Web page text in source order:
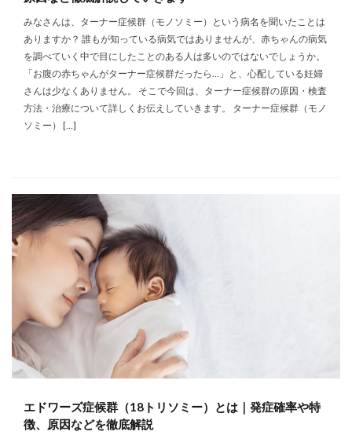
みなさんは、ターナー症候群（モノソミー）という病名を聞いたことは
ありますか？ 誰もが知っている病気ではありませんが、赤ちゃんの病気
を調べていく中で目にしたことのある人は多いのではないでしょうか。
「お腹の赤ちゃんがターナー症候群だったら…」と、心配している妊婦
さんは少なくありません。 そこで今回は、ターナー症候群の原因・検査
方法・治療について詳しくお伝えしていきます。 ターナー症候群（モノ
ソミー） […]
エドワーズ症候群（18トリソミー）とは｜発症確率や特
徴、原因などを徹底解説